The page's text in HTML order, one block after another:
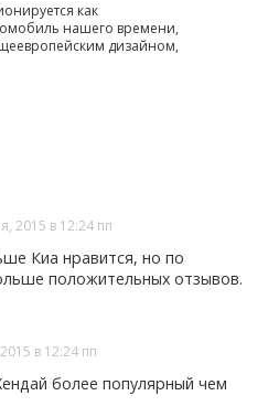
как
нашего времени,
дизайном,
2015 в 12:24 пп
Киа нравится, но по
положительных отзывов.
в 12:24 пп
более популярный чем